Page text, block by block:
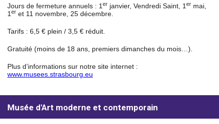
Jours de fermeture annuels : 1 er janvier, Vendredi Saint, 1 er mai,
1 er et 11 novembre, 25 décembre.
Tarifs : 6,5 € plein / 3,5 € réduit.
Gratuité (moins de 18 ans, premiers dimanches du mois…).
Plus d’informations sur notre site internet :
www.musees.strasbourg.eu
Musée d'Art moderne et contemporain